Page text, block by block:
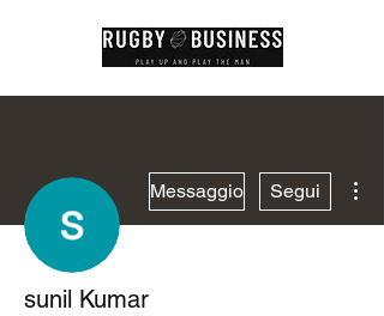
Messaggio Segui
sunil Kumar